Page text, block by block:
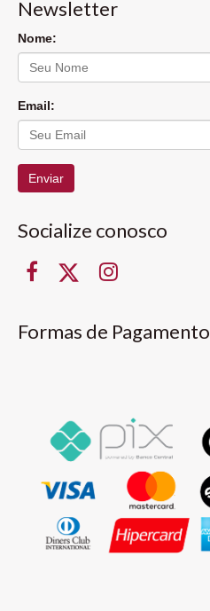
Newsletter
Nome:
Email:
Enviar
Socialize conosco
Formas de Pagamento